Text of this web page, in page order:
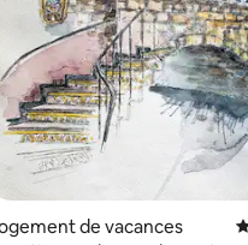
sur 5
de vacances